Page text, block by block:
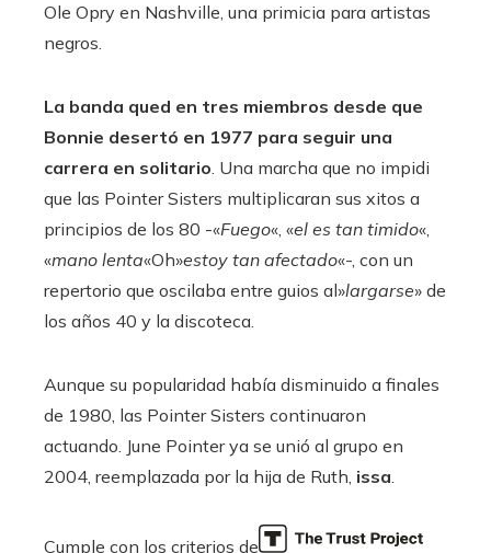
Ole Opry en Nashville, una primicia para artistas
negros.
La banda qued en tres miembros desde que
Bonnie desertó en 1977 para seguir una
carrera en solitario. Una marcha que no impidi
que las Pointer Sisters multiplicaran sus xitos a
principios de los 80 -«Fuego«, «el es tan timido«,
«mano lenta«Oh»estoy tan afectado«-, con un
repertorio que oscilaba entre guios al»largarse» de
los años 40 y la discoteca.
Aunque su popularidad había disminuido a finales
de 1980, las Pointer Sisters continuaron
actuando. June Pointer ya se unió al grupo en
2004, reemplazada por la hija de Ruth, issa.
Cumple con los criterios de